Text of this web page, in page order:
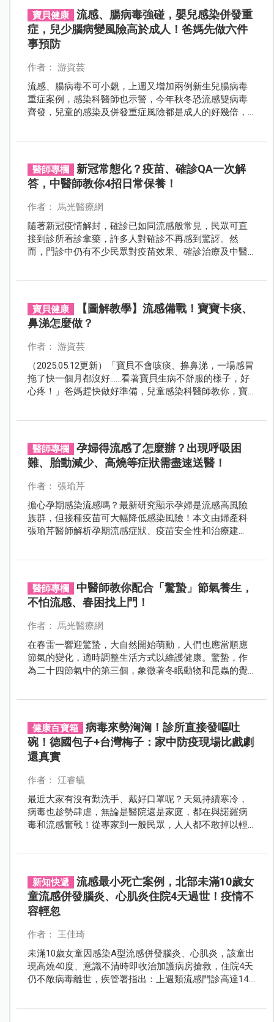
寶貝健康
流感、腸病毒強碰，嬰兒感染併發重
症，兒少腦病變風險高於成人！爸媽先做六件
事預防
作者： 游資芸
流感、腸病毒不可小覷，上週又增加兩例新生兒腸病毒
重症案例，感染科醫師也示警，今年秋冬恐流感雙病毒
齊發，兒童的感染及併發重症風險都是成人的好幾倍，
醫師專欄
新冠常態化？疫苗、確診QA一次解
答，中醫師教你4招日常保養！
作者： 馬光醫療網
隨著新冠疫情解封，確診已如同流感般常見，民眾可直
接到診所看診拿藥，許多人對確診不再感到驚訝。然
而，門診中仍有不少民眾對疫苗效果、確診治療及中醫
寶貝健康
【圖解教學】流感備戰！寶寶卡痰、
鼻涕怎麼做？
作者： 游資芸
（2025.05.12更新）「寶貝不會咳痰、擤鼻涕，一場感冒
拖了快一個月都沒好……看著寶貝生病不舒服的樣子，好
心疼！」爸媽趕快做好準備，兒童感染科醫師教你，寶
醫師專欄
孕婦得流感了怎麼辦？出現呼吸困
難、胎動減少、高燒等症狀需盡速送醫！
作者： 張瑜芹
擔心孕期感染流感嗎？最新研究顯示孕婦是流感高風險
族群，但接種疫苗可大幅降低感染風險！本文由婦產科
張瑜芹醫師解析孕期流感症狀、疫苗安全性和治療建
醫師專欄
中醫師教你配合「驚蟄」節氣養生，
不怕流感、春困找上門！
作者： 馬光醫療網
在春雷一響迎驚蟄，大自然開始萌動，人們也應當順應
節氣的變化，適時調整生活方式以維護健康。驚蟄，作
為二十四節氣中的第三個，象徵著冬眠動物和昆蟲的覺
健康百寶箱
病毒來勢洶洶！診所直接發嘔吐
碗！德國包子+台灣梅子：家中防疫現場比戲劇
還真實
作者： 江睿毓
最近大家有沒有勤洗手、戴好口罩呢？天氣持續寒冷，
病毒也趁勢肆虐，無論是醫院還是家庭，都在與諾羅病
毒和流感奮戰！從專家到一般民眾，人人都不敢掉以輕
新知快遞
流感最小死亡案例，北部未滿10歲女
童流感併發腦炎、心肌炎住院4天過世！疫情不
容輕忽
作者： 王佳琦
未滿10歲女童因感染A型流感併發腦炎、心肌炎，該童出
現高燒40度、意識不清時即收治加護病房搶救，住院4天
仍不敵病毒離世，疾管署指出：上週類流感門診高達14.8